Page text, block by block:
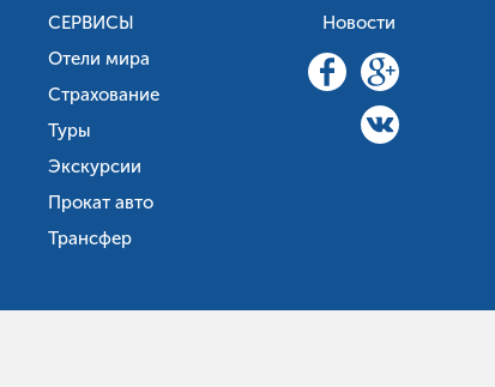
СЕРВИСЫ
Отели мира
Страхование
Туры
Экскурсии
Прокат авто
Трансфер
Новости